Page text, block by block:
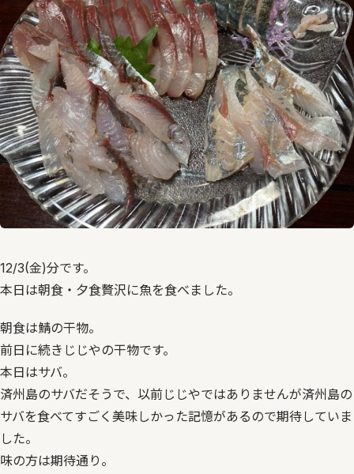
12/3(金)分です。
本日は朝食・夕食贅沢に魚を食べました。
朝食は鯖の干物。
前日に続きじじやの干物です。
本日はサバ。
済州島のサバだそうで、以前じじやではありませんが済州島の
サバを食べてすごく美味しかった記憶があるので期待していま
した。
味の方は期待通り。